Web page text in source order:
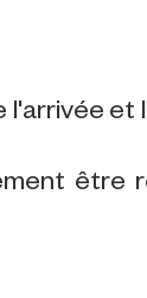
et
être